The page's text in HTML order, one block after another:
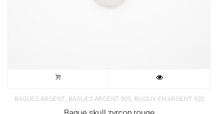
BAGUES ARGENT, BAGUES ARGENT 925, BIJOUX EN ARGENT 925